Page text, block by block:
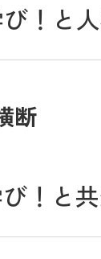
！と
断
！と